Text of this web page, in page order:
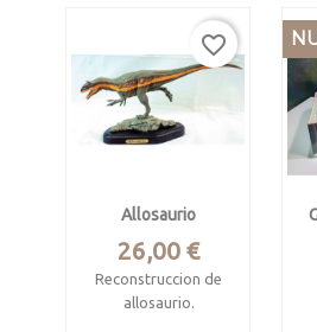
Allosaurio
Precio
26,00 €
Reconstruccion de
allosaurio.
favorite_border